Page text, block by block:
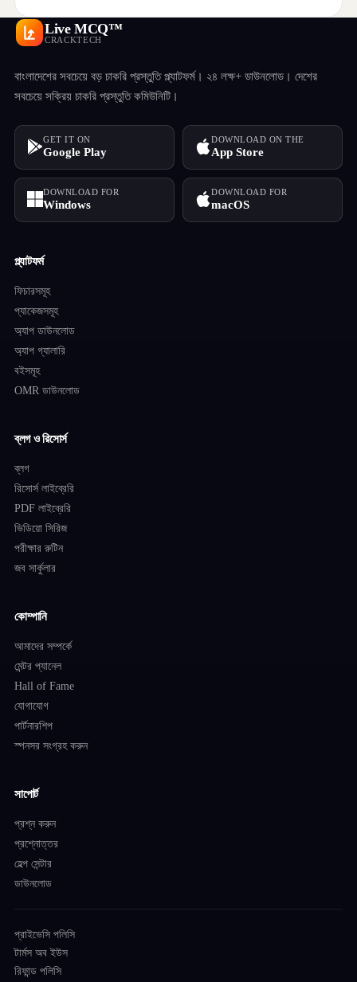
Live MCQ™
CRACKTECH
বাংলাদেশের সবচেয়ে বড় চাকরি প্রস্তুতি প্ল্যাটফর্ম। ২৪ লক্ষ+ ডাউনলোড। দেশের
সবচেয়ে সক্রিয় চাকরি প্রস্তুতি কমিউনিটি।
GET IT ON
Google Play
DOWNLOAD ON THE
App Store
DOWNLOAD FOR
Windows
DOWNLOAD FOR
macOS
প্ল্যাটফর্ম
ফিচারসমূহ
প্যাকেজসমূহ
অ্যাপ ডাউনলোড
অ্যাপ গ্যালারি
বইসমূহ
OMR ডাউনলোড
ব্লগ ও রিসোর্স
ব্লগ
রিসোর্স লাইব্রেরি
PDF লাইব্রেরি
ভিডিয়ো সিরিজ
পরীক্ষার রুটিন
জব সার্কুলার
কোম্পানি
আমাদের সম্পর্কে
মেন্টর প্যানেল
Hall of Fame
যোগাযোগ
পার্টনারশিপ
স্পনসর সংগ্রহ করুন
সাপোর্ট
প্রশ্ন করুন
প্রশ্নোত্তর
হেল্প সেন্টার
ডাউনলোড
প্রাইভেসি পলিসি
টার্মস অব ইউস
রিফান্ড পলিসি